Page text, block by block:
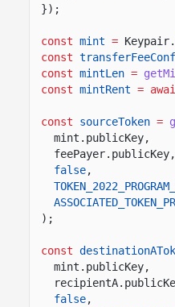
});
const mint = Keypair.
const
const mintLen =
const mintRent =
const sourceToken =
mint.publicKey,
feePayer.publicKey,
false,
);
const
mint.publicKey,
false,